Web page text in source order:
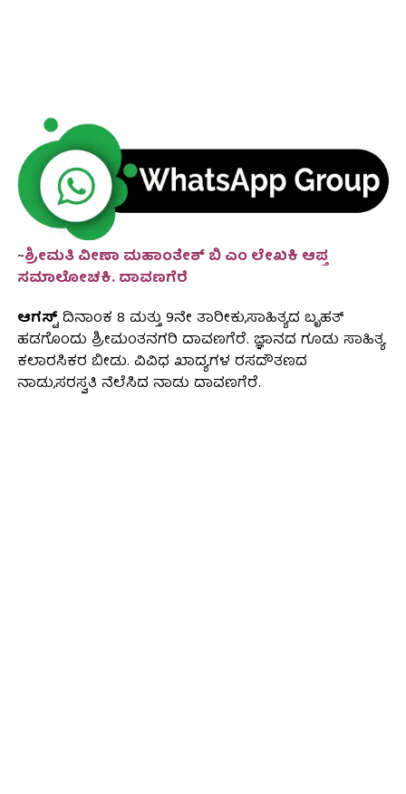
~ಶ್ರೀಮತಿ ವೀಣಾ ಮಹಾಂತೇಶ್ ಬಿ ಎಂ ಲೇಖಕಿ ಆಪ್ತ
ಸಮಾಲೋಚಕಿ. ದಾವಣಗೆರೆ
ಆಗಸ್ಟ್ದಿನಾಂಕ 8 ಮತ್ತು 9ನೇ ತಾರೀಕು,ಸಾಹಿತ್ಯದ ಬೃಹತ್
ಹಡಗೊಂದು ಶ್ರೀಮಂತನಗರಿ ದಾವಣಗೆರೆ. ಜ್ಞಾನದ ಗೂಡು ಸಾಹಿತ್ಯ
ಕಲಾರಸಿಕರ ಬೀಡು. ವಿವಿಧ ಖಾದ್ಯಗಳ ರಸದೌತಣದ
ನಾಡು,ಸರಸ್ವತಿ ನೆಲೆಸಿದ ನಾಡು ದಾವಣಗೆರೆ.